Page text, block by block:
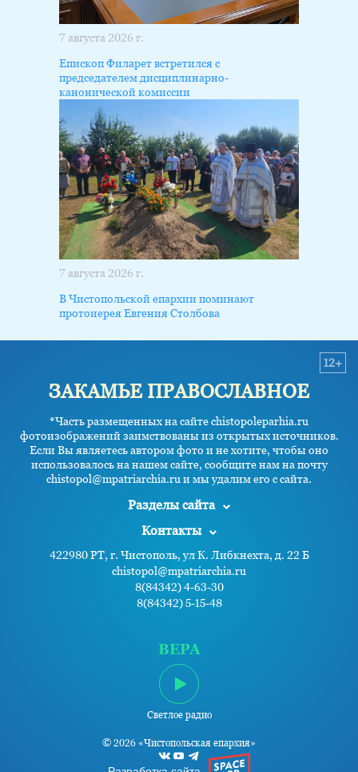
7 августа 2026 г.
Епископ Филарет встретился с
председателем дисциплинарно-
канонической комиссии
7 августа 2026 г.
В Чистопольской епархии поминают
протоиерея Евгения Столбова
ЗАКАМЬЕ ПРАВОСЛАВНОЕ
*Часть размещенных на сайте chistopoleparhia.ru
фотоизображений заимствованы из открытых источников.
Если Вы являетесь автором фото и не хотите, чтобы оно
использовалось на нашем сайте, сообщите нам на почту
chistopol@mpatriarchia.ru и мы удалим его с сайта.
12+
Разделы сайта
Контакты
422980 РТ, г. Чистополь, ул К. Либкнехта, д. 22 Б
chistopol@mpatriarchia.ru
8(84342) 4-63-30
8(84342) 5-15-48
ВЕРА
Светлое радио
© 2026 «Чистопольская епархия»